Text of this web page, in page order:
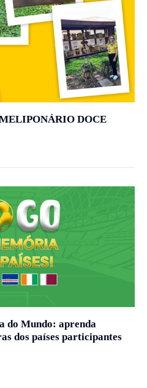
DOCE
do Mundo: aprenda
dos países participantes